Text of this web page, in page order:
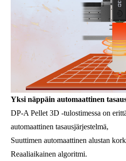
Yksi näppäin automaattinen
DP-A Pellet 3D -tulostimessa on
automaattinen tasausjärjestelmä,
Suuttimen automaattinen alustan
Reaaliaikainen algoritmi.